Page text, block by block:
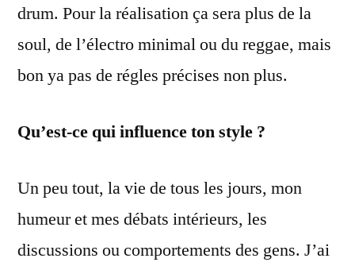
drum. Pour la réalisation ça sera plus de la
soul, de l’électro minimal ou du reggae, mais
bon ya pas de régles précises non plus.
Qu’est-ce qui influence ton style ?
Un peu tout, la vie de tous les jours, mon
humeur et mes débats intérieurs, les
discussions ou comportements des gens. J’ai